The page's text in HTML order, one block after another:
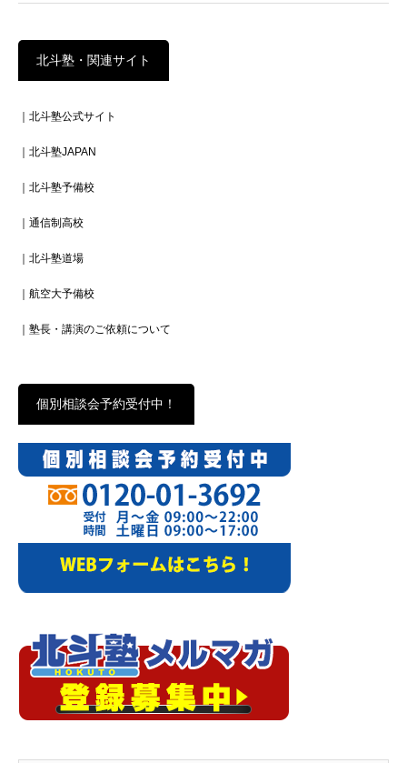
北斗塾・関連サイト
｜北斗塾公式サイト
｜北斗塾JAPAN
｜北斗塾予備校
｜通信制高校
｜北斗塾道場
｜航空大予備校
｜塾長・講演のご依頼について
個別相談会予約受付中！